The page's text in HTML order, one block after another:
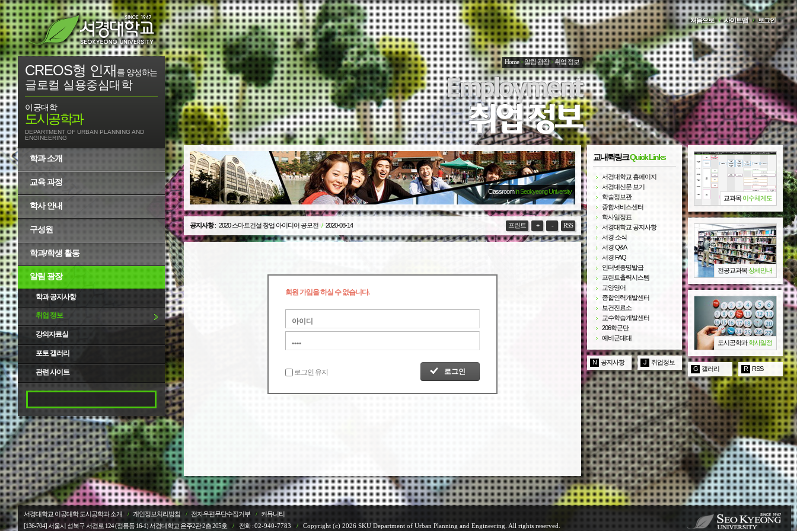
처음으로 / 사이트맵 / 로그인
CREOS형 인재 를 양성하는
글로컬 실용중심대학
이공대학
도시공학과
DEPARTMENT OF URBAN PLANNING AND
ENGINEERING
학과 소개
교육 과정
학사 안내
구성원
학과/학생 활동
알림 광장
학과 공지사항
취업 정보
강의자료실
포토 갤러리
관련 사이트
Home >알림 광장>취업 정보
Classroomin Seokyeong University
공지사항: 2020 스마트건설 창업 아이디어 공모전 / 2020-08-14 RSS
-
+
프린트
회원 가입을 하실 수 없습니다.
로그인 유지
교내퀵링크Quick Links
서경대학교 홈페이지
서경대신문 보기
학술정보관
종합서비스센터
학사일정표
서경대학교 공지사항
서경 소식
서경 Q&A
서경 FAQ
인터넷증명발급
프린트출력시스템
교양영어
종합인력개발센터
보건진료소
교수학습개발센터
206학군단
예비군대대
교과목 이수체계도
전공교과목상세안내
도시공학과학사일정
N 공지사항 J
취업정보
G
갤러리 R RSS
서경대학교 이공대학 도시공학과 소개 / 개인정보처리방침 / 전자우편무단수집거부 /
커뮤니티
[136-704] 서울시 성북구 서경로 124 (정릉동 16-1) 서경대학교은주2관 2층 205호 / 전화 :02-940-7783 / Copyright (c) 2026 SKU Department of Urban Planning and Engineering. All rights reserved.